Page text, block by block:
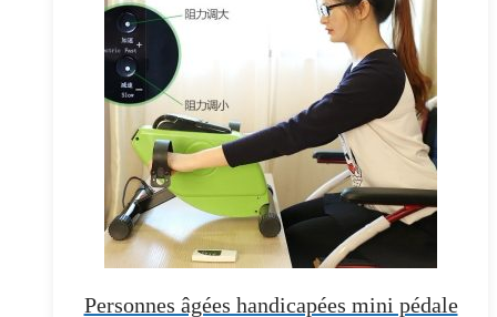
Personnes âgées handicapées mini pédale